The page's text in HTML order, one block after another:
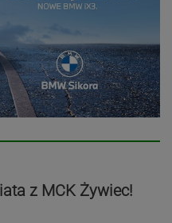
z MCK Żywiec!